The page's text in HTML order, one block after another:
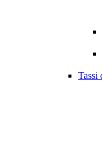
Tassi